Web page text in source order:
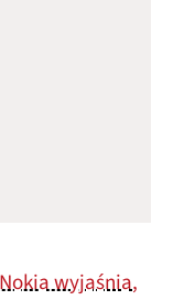
wyjaśnia,